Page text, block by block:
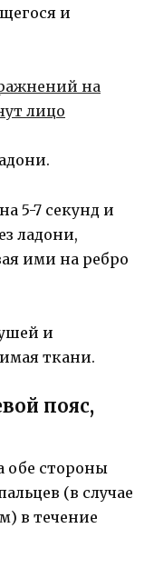
и
5-7 секунд и
ладони,
ими на ребро
и
ткани.
пояс,
обе стороны
(в случае
в течение